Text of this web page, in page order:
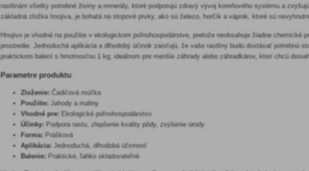
rastlinám všetky potrebné živiny a minerály, ktoré podporujú zdravý vývoj koreňového systému a
základná zložka hnojiva, je bohatá na stopové prvky, ako sú železo, horčík a vápnik, ktoré sú
Hnojivo je vhodné na použitie v ekologickom poľnohospodárstve, pretože neobsahuje žiadne
prostredie. Jednoduchá aplikácia a dlhodobý účinok zaisťujú, že vaše rastliny budú dostávať potrebnú
praktickom balení s hmotnosťou 1 kg, ideálnom pre menšie záhrady alebo záhradkárov, ktorí chcú
Parametre produktu
Zloženie: Čadičová múčka
Použitie: Jahody a maliny
Vhodné pre: Ekologické poľnohospodárstvo
Účinky: Podpora rastu, zlepšenie kvality pôdy, zvýšenie úrody
Forma: Prášková
Aplikácia: Jednoduchá, dlhodobá účinnosť
Balenie: Praktické, ľahko skladovateľné